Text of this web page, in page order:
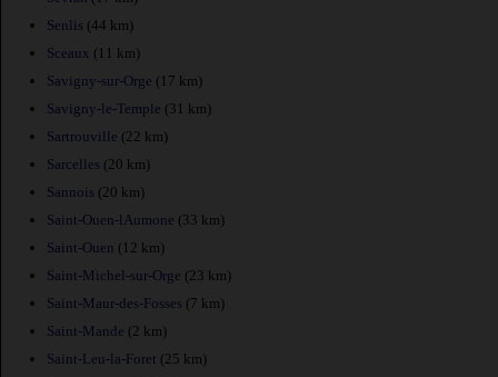
Senlis (44 km)
Sceaux (11 km)
Savigny-sur-Orge (17 km)
Savigny-le-Temple (31 km)
Sartrouville (22 km)
Sarcelles (20 km)
Sannois (20 km)
Saint-Ouen-lAumone (33 km)
Saint-Ouen (12 km)
Saint-Michel-sur-Orge (23 km)
Saint-Maur-des-Fosses (7 km)
Saint-Mande (2 km)
Saint-Leu-la-Foret (25 km)